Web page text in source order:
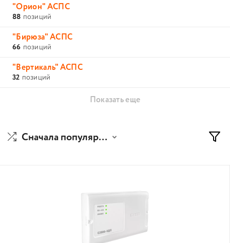
"Орион" АСПС
88 позиций
"Бирюза" АСПС
66 позиций
"Вертикаль" АСПС
32 позиций
Показать еще
Сначала популярные